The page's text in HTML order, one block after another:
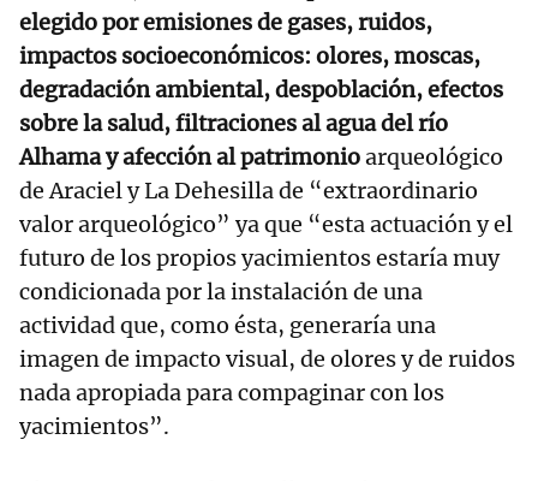
elegido por emisiones de gases, ruidos,
impactos socioeconómicos: olores, moscas,
degradación ambiental, despoblación, efectos
sobre la salud, filtraciones al agua del río
Alhama y afección al patrimonioarqueológico
de Araciel y La Dehesilla de “extraordinario
valor arqueológico” ya que “esta actuación y el
futuro de los propios yacimientos estaría muy
condicionada por la instalación de una
actividad que, como ésta, generaría una
imagen de impacto visual, de olores y de ruidos
nada apropiada para compaginar con los
yacimientos”.